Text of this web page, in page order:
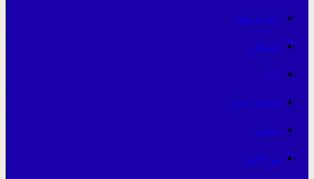
بانک و بیمه
اجتماعی
بازار
فرهنگی هنری
سیاسی
بین الملل